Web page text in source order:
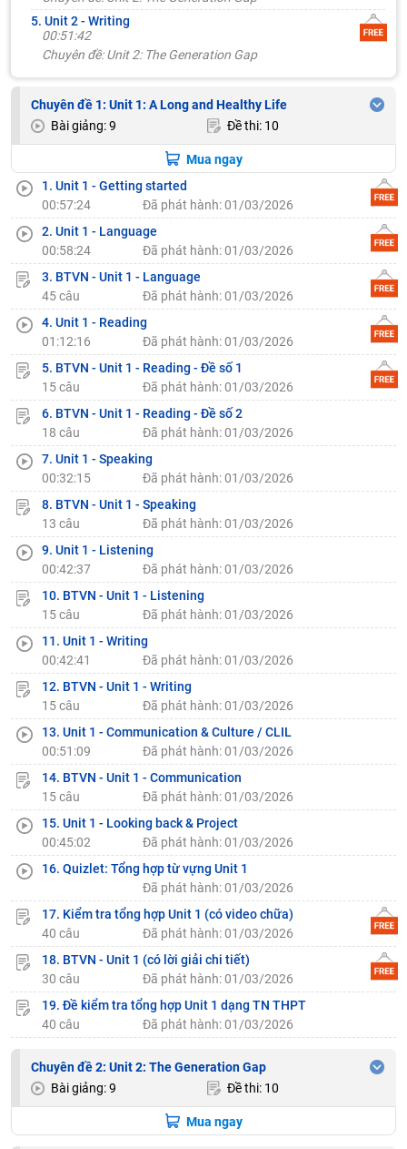
5. Unit 2 - Writing
00:51:42
Chuyên đề: Unit 2: The Generation Gap
Chuyên đề 1: Unit 1: A Long and Healthy Life
Bài giảng: 9
Đề thi: 10
Mua ngay
1. Unit 1 - Getting started
00:57:24
Đã phát hành: 01/03/2026
2. Unit 1 - Language
00:58:24
Đã phát hành: 01/03/2026
3. BTVN - Unit 1 - Language
45 câu
Đã phát hành: 01/03/2026
4. Unit 1 - Reading
01:12:16
Đã phát hành: 01/03/2026
5. BTVN - Unit 1 - Reading - Đề số 1
15 câu
Đã phát hành: 01/03/2026
6. BTVN - Unit 1 - Reading - Đề số 2
18 câu
Đã phát hành: 01/03/2026
7. Unit 1 - Speaking
00:32:15
Đã phát hành: 01/03/2026
8. BTVN - Unit 1 - Speaking
13 câu
Đã phát hành: 01/03/2026
9. Unit 1 - Listening
00:42:37
Đã phát hành: 01/03/2026
10. BTVN - Unit 1 - Listening
15 câu
Đã phát hành: 01/03/2026
11. Unit 1 - Writing
00:42:41
Đã phát hành: 01/03/2026
12. BTVN - Unit 1 - Writing
15 câu
Đã phát hành: 01/03/2026
13. Unit 1 - Communication & Culture / CLIL
00:51:09
Đã phát hành: 01/03/2026
14. BTVN - Unit 1 - Communication
15 câu
Đã phát hành: 01/03/2026
15. Unit 1 - Looking back & Project
00:45:02
Đã phát hành: 01/03/2026
16. Quizlet: Tổng hợp từ vựng Unit 1
Đã phát hành: 01/03/2026
17. Kiểm tra tổng hợp Unit 1 (có video chữa)
40 câu
Đã phát hành: 01/03/2026
18. BTVN - Unit 1 (có lời giải chi tiết)
30 câu
Đã phát hành: 01/03/2026
19. Đề kiểm tra tổng hợp Unit 1 dạng TN THPT
40 câu
Đã phát hành: 01/03/2026
Chuyên đề 2: Unit 2: The Generation Gap
Bài giảng: 9
Đề thi: 10
Mua ngay